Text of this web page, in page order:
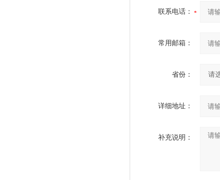
联系电话：
常用邮箱：
省份：
详细地址：
补充说明：